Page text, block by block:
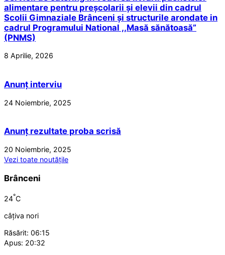
alimentare pentru preșcolarii și elevii din cadrul
Scolii Gimnaziale Brânceni și structurile arondate in
cadrul Programului National ,,Masă sănătoasă”
(PNMS)
8 Aprilie, 2026
Anunț interviu
24 Noiembrie, 2025
Anunț rezultate proba scrisă
20 Noiembrie, 2025
Vezi toate noutățile
Brânceni
24°C
câțiva nori
Răsărit: 06:15
Apus: 20:32